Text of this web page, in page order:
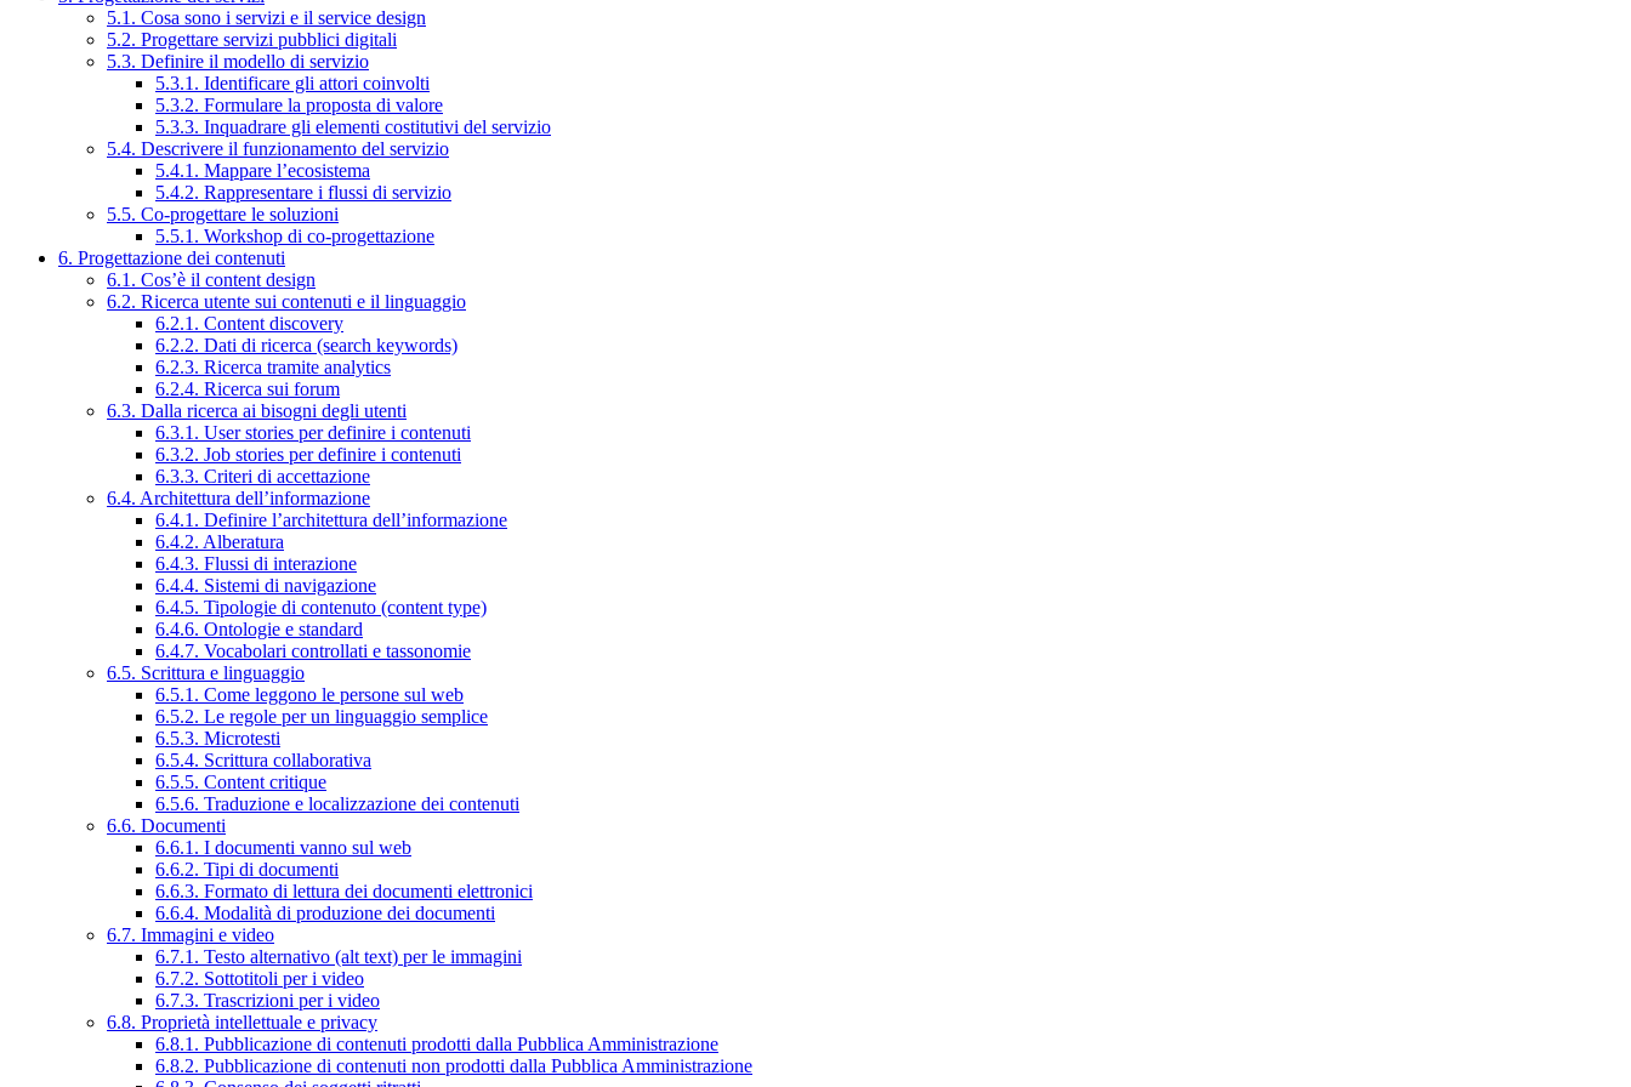
5.1. Cosa sono i servizi e il service design
5.2. Progettare servizi pubblici digitali
5.3. Definire il modello di servizio
5.3.1. Identificare gli attori coinvolti
5.3.2. Formulare la proposta di valore
5.3.3. Inquadrare gli elementi costitutivi del servizio
5.4. Descrivere il funzionamento del servizio
5.4.1. Mappare l’ecosistema
5.4.2. Rappresentare i flussi di servizio
5.5. Co-progettare le soluzioni
5.5.1. Workshop di co-progettazione
6. Progettazione dei contenuti
6.1. Cos’è il content design
6.2. Ricerca utente sui contenuti e il linguaggio
6.2.1. Content discovery
6.2.2. Dati di ricerca (search keywords)
6.2.3. Ricerca tramite analytics
6.2.4. Ricerca sui forum
6.3. Dalla ricerca ai bisogni degli utenti
6.3.1. User stories per definire i contenuti
6.3.2. Job stories per definire i contenuti
6.3.3. Criteri di accettazione
6.4. Architettura dell’informazione
6.4.1. Definire l’architettura dell’informazione
6.4.2. Alberatura
6.4.3. Flussi di interazione
6.4.4. Sistemi di navigazione
6.4.5. Tipologie di contenuto (content type)
6.4.6. Ontologie e standard
6.4.7. Vocabolari controllati e tassonomie
6.5. Scrittura e linguaggio
6.5.1. Come leggono le persone sul web
6.5.2. Le regole per un linguaggio semplice
6.5.3. Microtesti
6.5.4. Scrittura collaborativa
6.5.5. Content critique
6.5.6. Traduzione e localizzazione dei contenuti
6.6. Documenti
6.6.1. I documenti vanno sul web
6.6.2. Tipi di documenti
6.6.3. Formato di lettura dei documenti elettronici
6.6.4. Modalità di produzione dei documenti
6.7. Immagini e video
6.7.1. Testo alternativo (alt text) per le immagini
6.7.2. Sottotitoli per i video
6.7.3. Trascrizioni per i video
6.8. Proprietà intellettuale e privacy
6.8.1. Pubblicazione di contenuti prodotti dalla Pubblica Amministrazione
6.8.2. Pubblicazione di contenuti non prodotti dalla Pubblica Amministrazione